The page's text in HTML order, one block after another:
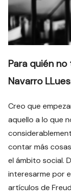
Para quién
Navarro
Creo que
aquello a lo que
contar más
el ámbito social.
interesarme por
artículos de